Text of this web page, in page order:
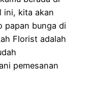
ini, kita akan
papan bunga di
Florist adalah
pemesanan